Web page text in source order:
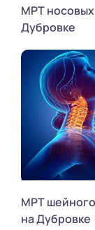
МРТ носовых
Дубровке
МРТ
на Дубровке